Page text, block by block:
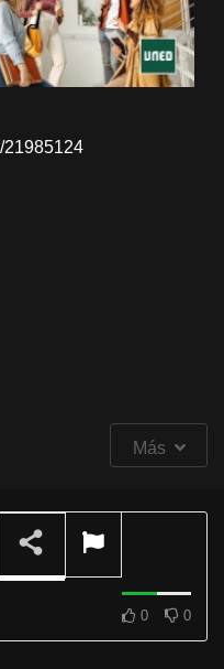
21985124
Más
0 0